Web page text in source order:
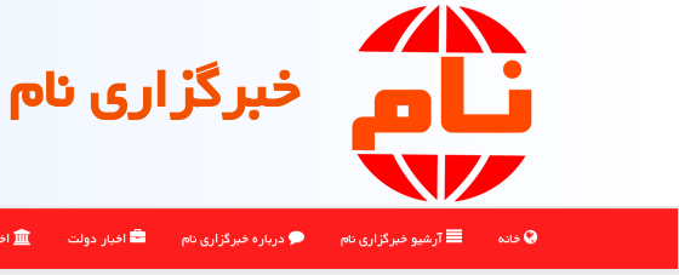
خبرگزاری نام
خانه آرشیو خبرگزاری نام درباره خبرگزاری نام اخبار دولت